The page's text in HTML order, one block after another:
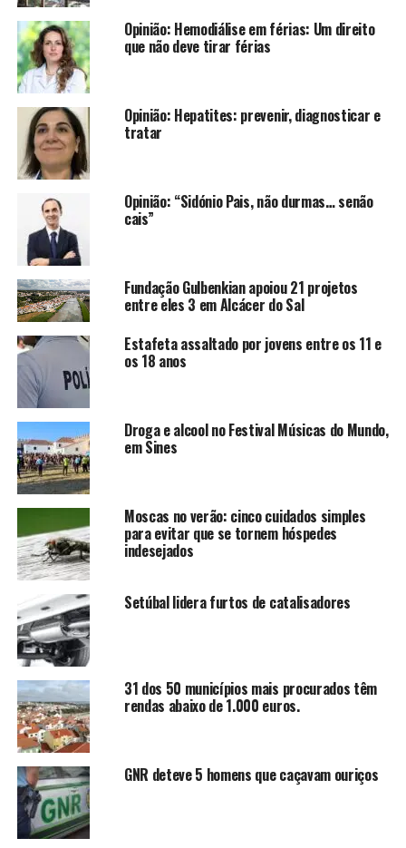
Opinião: Hemodiálise em férias: Um direito
que não deve tirar férias
Opinião: Hepatites: prevenir, diagnosticar e
tratar
Opinião: “Sidónio Pais, não durmas… senão
cais”
Fundação Gulbenkian apoiou 21 projetos
entre eles 3 em Alcácer do Sal
Estafeta assaltado por jovens entre os 11 e
os 18 anos
Droga e alcool no Festival Músicas do Mundo,
em Sines
Moscas no verão: cinco cuidados simples
para evitar que se tornem hóspedes
indesejados
Setúbal lidera furtos de catalisadores
31 dos 50 municípios mais procurados têm
rendas abaixo de 1.000 euros.
GNR deteve 5 homens que caçavam ouriços